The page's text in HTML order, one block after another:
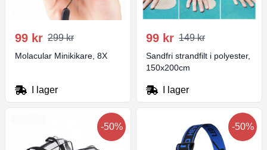
99 kr 299 kr
Molacular Minikikare, 8X
I lager
99 kr 149 kr
Sandfri strandfilt i polyester,
150x200cm
I lager
-50% -50%